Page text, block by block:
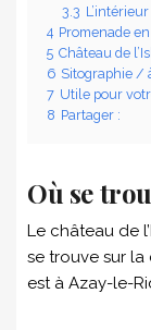
3.3
4 Promenade
5 Château de
6 Sitographie /
7 Utile pour
8 Partager :
Où se
Le château de
se trouve sur la
est à Azay-le-